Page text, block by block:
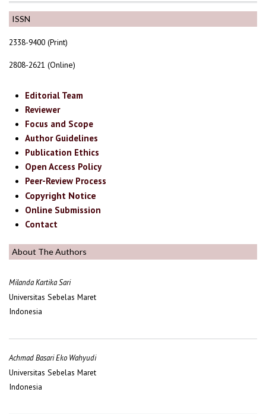
ISSN
2338-9400 (Print)
2808-2621 (Online)
Editorial Team
Reviewer
Focus and Scope
Author Guidelines
Publication Ethics
Open Access Policy
Peer-Review Process
Copyright Notice
Online Submission
Contact
About The Authors
Milanda Kartika Sari
Universitas Sebelas Maret
Indonesia
Achmad Basari Eko Wahyudi
Universitas Sebelas Maret
Indonesia